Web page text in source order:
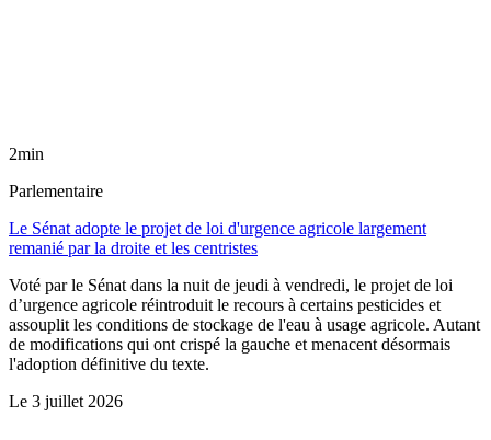
2min
Parlementaire
Le Sénat adopte le projet de loi d'urgence agricole largement
remanié par la droite et les centristes
Voté par le Sénat dans la nuit de jeudi à vendredi, le projet de loi
d’urgence agricole réintroduit le recours à certains pesticides et
assouplit les conditions de stockage de l'eau à usage agricole. Autant
de modifications qui ont crispé la gauche et menacent désormais
l'adoption définitive du texte.
Le 3 juillet 2026